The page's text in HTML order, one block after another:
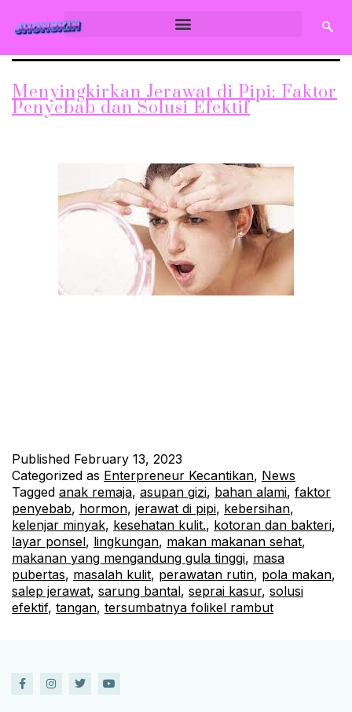
Menyingkirkan Jerawat di Pipi: Faktor
Penyebab dan Solusi Efektif
Published February 13, 2023
Categorized as Enterpreneur Kecantikan, News
Tagged anak remaja, asupan gizi, bahan alami, faktor
penyebab, hormon, jerawat di pipi, kebersihan,
kelenjar minyak, kesehatan kulit., kotoran dan bakteri,
layar ponsel, lingkungan, makan makanan sehat,
makanan yang mengandung gula tinggi, masa
pubertas, masalah kulit, perawatan rutin, pola makan,
salep jerawat, sarung bantal, seprai kasur, solusi
efektif, tangan, tersumbatnya folikel rambut